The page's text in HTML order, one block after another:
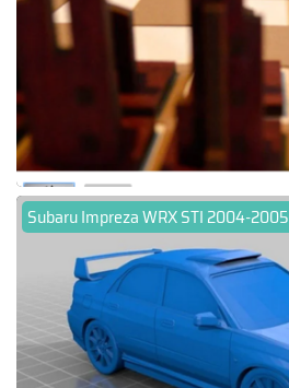
Subaru Impreza WRX STI 2004-2005